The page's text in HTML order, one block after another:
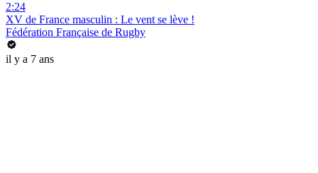
2:24
XV de France masculin : Le vent se lève !
Fédération Française de Rugby
il y a 7 ans